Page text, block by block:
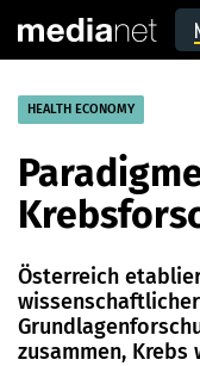
HEALTH ECONOMY
Österreich
zusammen,